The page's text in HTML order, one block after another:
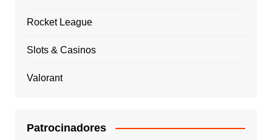
Rocket League
Slots & Casinos
Valorant
Patrocinadores